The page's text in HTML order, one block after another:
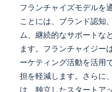
フランチャイズモデルを
ことには、ブランド認知
ム、継続的なサポートな
ます。フランチャイジー
ーケティング活動を活用
担を軽減します。さらに
は、独立したスタートア